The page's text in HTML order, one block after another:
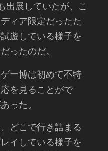
出展していたが、こ
ィア限定だったた
遊している様子を
ったのだ。
ー博は初めて不特
を見ることがで
った。
どこで行き詰まる
イしている様子を